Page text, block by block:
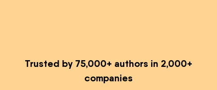
Trusted by 75,000+ authors in 2,000+
companies